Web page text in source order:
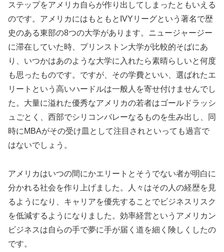
ステップをアメリカ自らが作り出してしまったともいえる
のです。アメリカにはもともとIVYリーグという著名で歴
史のある東部の8つの大学があります。ニュージャージー
に滞在していた時、プリンストン大学が比較的そばにあ
り、いつかはあのような大学に入れたら素晴らしいと何度
も思ったものです。ですが、その学費といい、選ばれたエ
リートという高いハードルは一般人を寄せ付けませんでし
た。大量に溢れた優秀なアメリカの若者はゴールドラッシ
ュごとく、西部でシリコンバレーなるものを生み出し、同
時にMBAがその受け皿として注目されといっても過言で
はないでしょう。
アメリカはいつの間にかエリートとそうでない者が明白に
分かれる社会を作り上げました。人々はその人の経歴を見
るようになり、キャリアを優先することでビジネスリスク
を低減するようになりました。効率経営というアメリカン
ビジネスは自らの手で夢に手が届く道を細く険しくしたの
です。